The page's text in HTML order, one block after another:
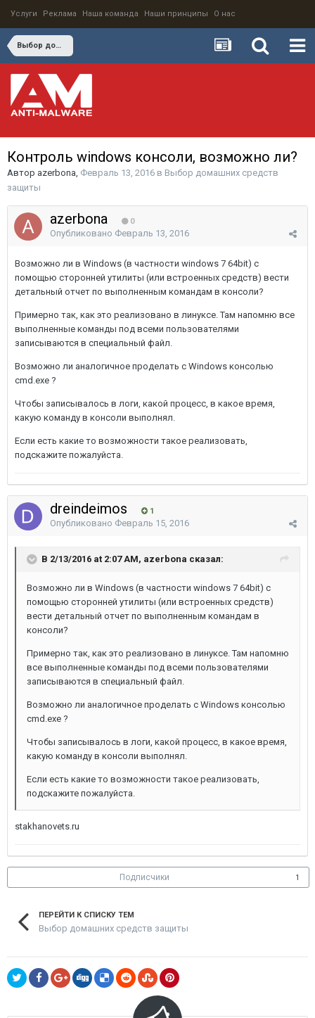
Услуги Реклама Наша команда Наши принципы О нас
Выбор домашних средств защиты
Контроль windows консоли, возможно ли?
Автор azerbona, Февраль 13, 2016 в Выбор домашних средств
защиты
azerbona 0
Опубликовано Февраль 13, 2016
Возможно ли в Windows (в частности windows 7 64bit) с
помощью сторонней утилиты (или встроенных средств) вести
детальный отчет по выполненным командам в консоли?
Примерно так, как это реализовано в линуксе. Там напомню все
выполненные команды под всеми пользователями
записываются в специальный файл.
Возможно ли аналогичное проделать с Windows консолью
cmd.exe ?
Чтобы записывалось в логи, какой процесс, в какое время,
какую команду в консоли выполнял.
Если есть какие то возможности такое реализовать,
подскажите пожалуйста.
dreindeimos 1
Опубликовано Февраль 15, 2016
В 2/13/2016 at 2:07 AM, azerbona сказал:
Возможно ли в Windows (в частности windows 7 64bit) с
помощью сторонней утилиты (или встроенных средств)
вести детальный отчет по выполненным командам в
консоли?
Примерно так, как это реализовано в линуксе. Там напомню
все выполненные команды под всеми пользователями
записываются в специальный файл.
Возможно ли аналогичное проделать с Windows консолью
cmd.exe ?
Чтобы записывалось в логи, какой процесс, в какое время,
какую команду в консоли выполнял.
Если есть какие то возможности такое реализовать,
подскажите пожалуйста.
stakhanovets.ru
Подписчики 1
ПЕРЕЙТИ К СПИСКУ ТЕМ
Выбор домашних средств защиты